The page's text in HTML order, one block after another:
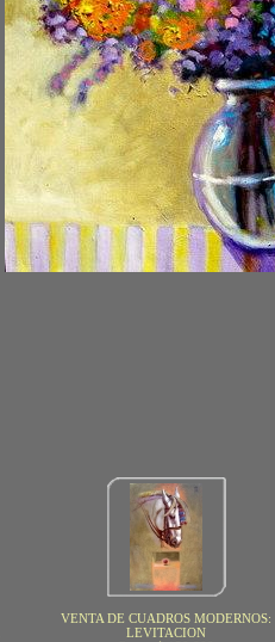
VENTA DE CUADROS MODERNOS:
LEVITACION